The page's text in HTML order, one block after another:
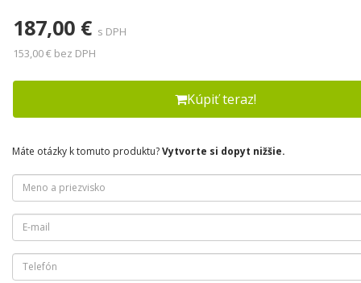
187,00 € s DPH
153,00 € bez DPH
Kúpiť teraz!
Máte otázky k tomuto produktu?Vytvorte si dopyt nižšie.